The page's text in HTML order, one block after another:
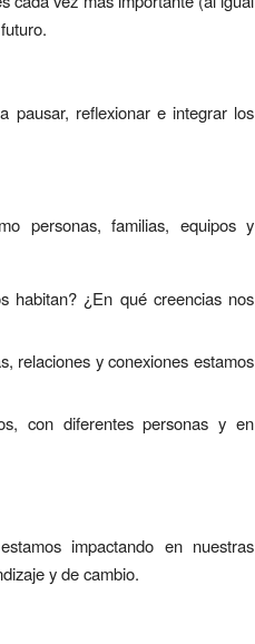
pausar, reflexionar e integrar los
personas, familias, equipos y
habitan? ¿En qué creencias nos
relaciones y conexiones estamos
con diferentes personas y en
impactando en nuestras
y de cambio.